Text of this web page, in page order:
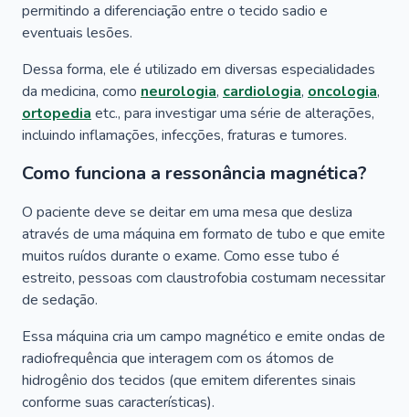
permitindo a diferenciação entre o tecido sadio e
eventuais lesões.
Dessa forma, ele é utilizado em diversas especialidades
da medicina, como neurologia, cardiologia, oncologia,
ortopedia etc., para investigar uma série de alterações,
incluindo inflamações, infecções, fraturas e tumores.
Como funciona a ressonância magnética?
O paciente deve se deitar em uma mesa que desliza
através de uma máquina em formato de tubo e que emite
muitos ruídos durante o exame. Como esse tubo é
estreito, pessoas com claustrofobia costumam necessitar
de sedação.
Essa máquina cria um campo magnético e emite ondas de
radiofrequência que interagem com os átomos de
hidrogênio dos tecidos (que emitem diferentes sinais
conforme suas características).